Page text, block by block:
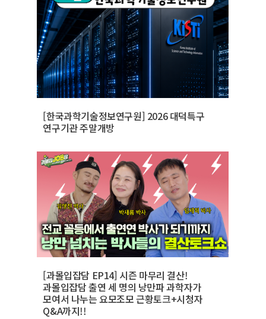
[한국과학기술정보연구원] 2026 대덕특구
연구기관 주말개방
[과몰입잡담 EP14] 시즌 마무리 결산!
과몰입잡담 출연 세 명의 낭만파 과학자가
모여서 나누는 요모조모 근황토크+시청자
Q&A까지!!